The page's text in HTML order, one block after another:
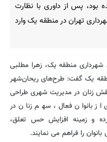
بود، پس از داوری با نظارت
تهران در منطقه یک وارد
شهرداری منطقه یک، زهرا مطلبی
یک گفت: طرح‌های ریحان‌شهر
زنان در مدیریت شهری طراحی
بانوان فعال، سهم زنان در
و زمینه افزایش حس تعلق،
را فراهم می نمایند.